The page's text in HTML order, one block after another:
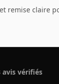
remise claire
avis vérifiés